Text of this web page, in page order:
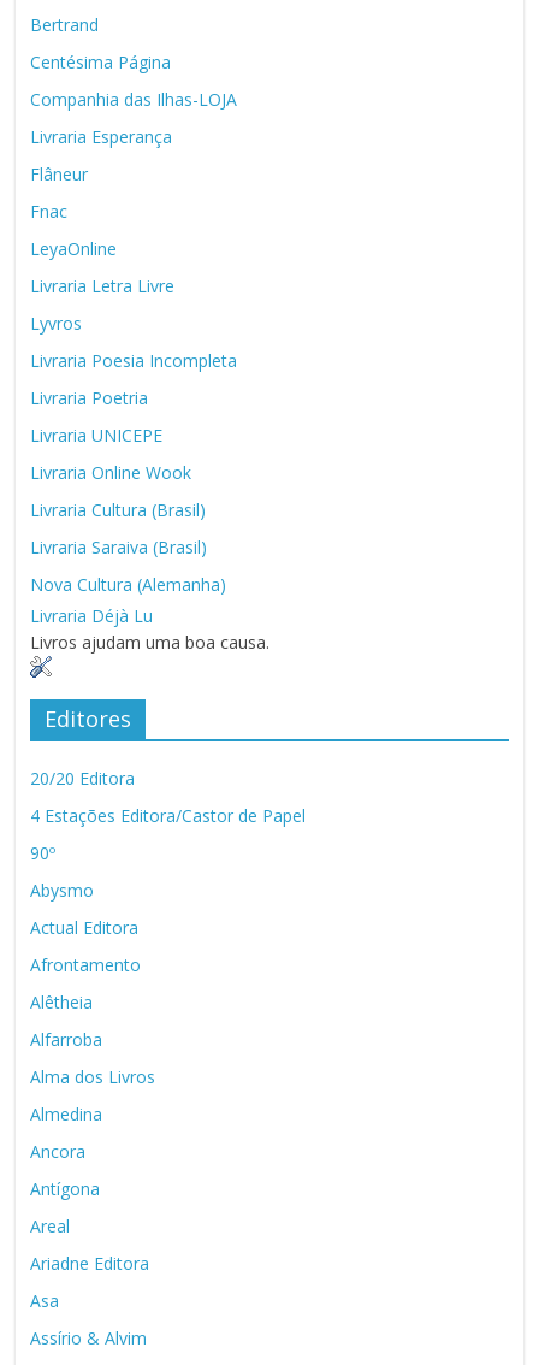
Bertrand
Centésima Página
Companhia das Ilhas-LOJA
Livraria Esperança
Flâneur
Fnac
LeyaOnline
Livraria Letra Livre
Lyvros
Livraria Poesia Incompleta
Livraria Poetria
Livraria UNICEPE
Livraria Online Wook
Livraria Cultura (Brasil)
Livraria Saraiva (Brasil)
Nova Cultura (Alemanha)
Livraria Déjà Lu
Livros ajudam uma boa causa.
Editores
20/20 Editora
4 Estações Editora/Castor de Papel
90º
Abysmo
Actual Editora
Afrontamento
Alêtheia
Alfarroba
Alma dos Livros
Almedina
Ancora
Antígona
Areal
Ariadne Editora
Asa
Assírio & Alvim